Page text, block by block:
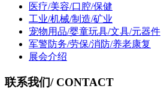
医疗/美容/口腔/保健
工业/机械/制造/矿业
宠物用品/婴童玩具/文具/元器件
军警防务/劳保/消防/养老康复
展会介绍
联系我们/ CONTACT